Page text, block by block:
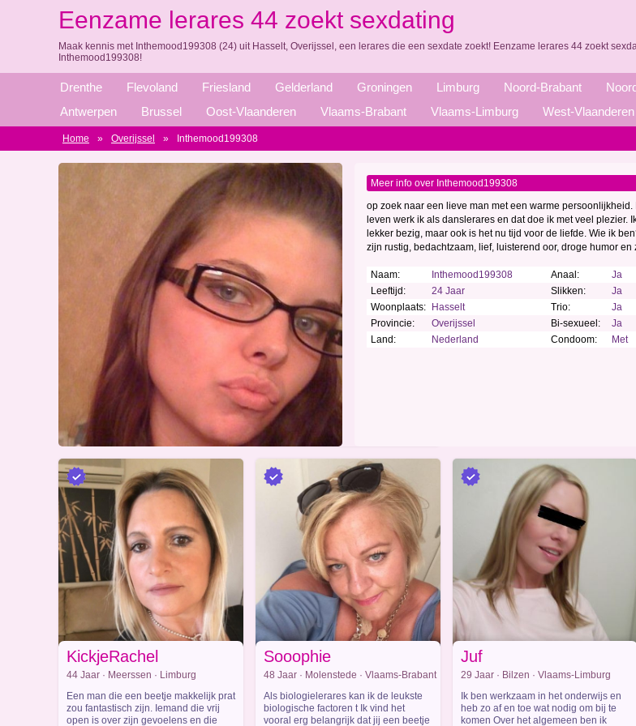
Eenzame lerares 44 zoekt sexdating
Maak kennis met Inthemood199308 (24) uit Hasselt, Overijssel, een lerares die een sexdate zoekt! Eenzame lerares 44 zoekt
Inthemood199308!
Drenthe Flevoland Friesland Gelderland Groningen Limburg Noord-Brabant
Antwerpen
Brussel Oost-Vlaanderen Vlaams-Brabant Vlaams-Limburg West-Vlaanderen
Home » Overijssel » Inthemood199308
Meer info over Inthemood199308
op zoek naar een lieve man met een warme persoonlijkheid.
leven werk ik als danslerares en dat doe ik met veel plezier.
lekker bezig, maar ook is het nu tijd voor de liefde. Wie ik
zijn rustig, bedachtzaam, lief, luisterend oor, droge humor en
Naam:
Inthemood199308
Leeftijd:
24 Jaar
Woonplaats:
Hasselt
Provincie:
Overijssel
Land:
Nederland
Anaal:
Ja
Slikken:
Ja
Trio:
Ja
Bi-sexueel:
Ja
Condoom:
Met
KickjeRachel
44 Jaar · Meerssen · Limburg
Een man die een beetje makkelijk prat
zou fantastisch zijn. Iemand die vrij
open is over zijn gevoelens en die
Sooophie
48 Jaar · Molenstede · Vlaams-Brabant
Als biologielerares kan ik de leukste
biologische factoren t Ik vind het
vooral erg belangrijk dat jij een beetje
Juf
29 Jaar · Bilzen · Vlaams-Limburg
Ik ben werkzaam in het onderwijs en
heb zo af en toe wat nodig om bij te
komen Over het algemeen ben ik